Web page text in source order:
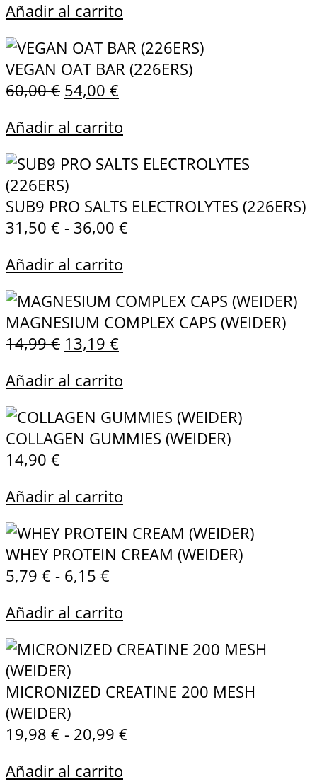
Añadir al carrito
VEGAN OAT BAR (226ERS)
60,00€ 54,00 €
Añadir al carrito
SUB9 PRO SALTS ELECTROLYTES (226ERS)
31,50 € - 36,00 €
Añadir al carrito
MAGNESIUM COMPLEX CAPS (WEIDER)
14,99€ 13,19 €
Añadir al carrito
COLLAGEN GUMMIES (WEIDER)
14,90 €
Añadir al carrito
WHEY PROTEIN CREAM (WEIDER)
5,79 € - 6,15 €
Añadir al carrito
MICRONIZED CREATINE 200 MESH
(WEIDER)
19,98 € - 20,99 €
Añadir al carrito